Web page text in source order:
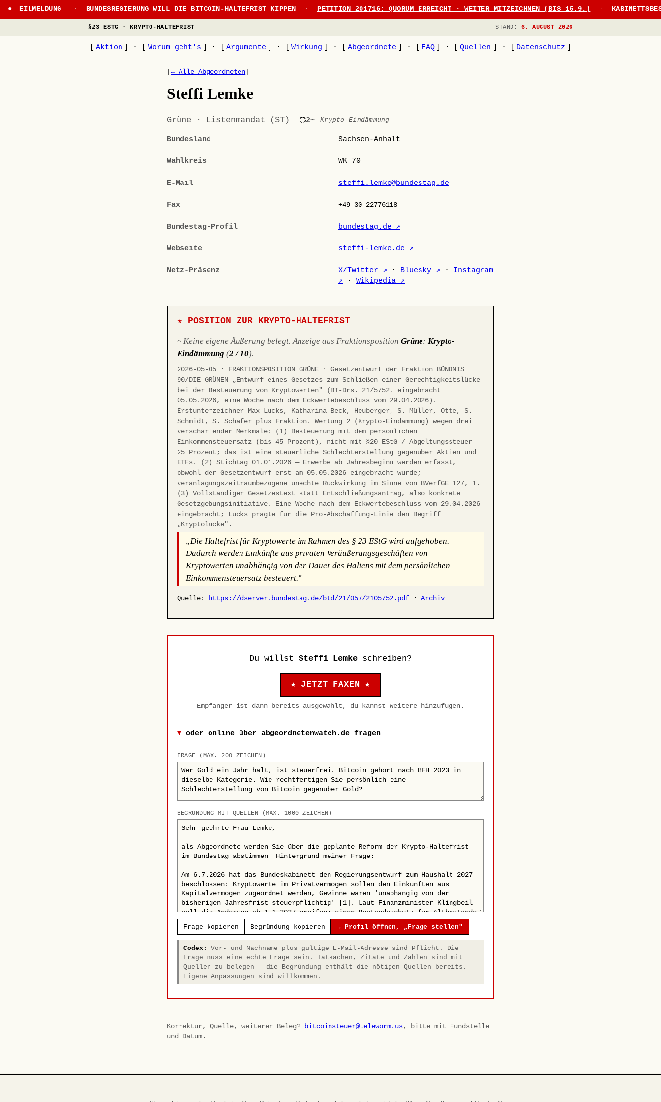
EILMELDUNG · BUNDESREGIERUNG WILL DIE BITCOIN-HALTEFRIST KIPPEN · PETITION 201716: QUORUM ERREICHT · WEITER MITZEICHNEN (BIS 15.9.) ·
§23 ESTG · KRYPTO-HALTEFRIST STAND: 6. AUGUST 2026
Aktion · Worum geht's · Argumente · Wirkung · Abgeordnete · FAQ · Quellen · Datenschutz
[← Alle Abgeordneten]
Steffi Lemke
Grüne · Listenmandat (ST) 2~ Krypto-Eindämmung
Bundesland Sachsen-Anhalt
Wahlkreis WK 70
E-Mail steffi.lemke@bundestag.de
Fax +49 30 22776118
Bundestag-Profil bundestag.de ↗
Webseite steffi-lemke.de ↗
Netz-Präsenz X/Twitter ↗ · Bluesky ↗ · Instagram
↗ · Wikipedia ↗
★ POSITION ZUR KRYPTO-HALTEFRIST
~ Keine eigene Äußerung belegt. Anzeige aus FraktionspositionGrüne:Krypto-
Eindämmung (2 / 10).
2026-05-05 · FRAKTIONSPOSITION GRÜNE · Gesetzentwurf der Fraktion BÜNDNIS
90/DIE GRÜNEN „Entwurf eines Gesetzes zum Schließen einer Gerechtigkeitslücke
bei der Besteuerung von Kryptowerten" (BT-Drs. 21/5752, eingebracht
05.05.2026, eine Woche nach dem Eckwertebeschluss vom 29.04.2026).
Erstunterzeichner Max Lucks, Katharina Beck, Heuberger, S. Müller, Otte, S.
Schmidt, S. Schäfer plus Fraktion. Wertung 2 (Krypto-Eindämmung) wegen drei
verschärfender Merkmale: (1) Besteuerung mit dem persönlichen
Einkommensteuersatz (bis 45 Prozent), nicht mit §20 EStG / Abgeltungssteuer
25 Prozent; das ist eine steuerliche Schlechterstellung gegenüber Aktien und
ETFs. (2) Stichtag 01.01.2026 — Erwerbe ab Jahresbeginn werden erfasst,
obwohl der Gesetzentwurf erst am 05.05.2026 eingebracht wurde;
veranlagungszeitraumbezogene unechte Rückwirkung im Sinne von BVerfGE 127, 1.
(3) Vollständiger Gesetzestext statt Entschließungsantrag, also konkrete
Gesetzgebungsinitiative. Eine Woche nach dem Eckwertebeschluss vom 29.04.2026
eingebracht; Lucks prägte für die Pro-Abschaffung-Linie den Begriff
„Kryptolücke".
„Die Haltefrist für Kryptowerte im Rahmen des § 23 EStG wird aufgehoben.
Dadurch werden Einkünfte aus privaten Veräußerungsgeschäften von
Kryptowerten unabhängig von der Dauer des Haltens mit dem persönlichen
Einkommensteuersatz besteuert."
Quelle: https://dserver.bundestag.de/btd/21/057/2105752.pdf ·Archiv
Du willst Steffi Lemke schreiben?
★ JETZT FAXEN ★
Empfänger ist dann bereits ausgewählt, du kannst weitere hinzufügen.
oder online über abgeordnetenwatch.de fragen
FRAGE (MAX. 200 ZEICHEN)
BEGRÜNDUNG MIT QUELLEN (MAX. 1000 ZEICHEN)
Frage kopieren Begründung kopieren → Profil öffnen, „Frage stellen"
Codex:
Vor- und Nachname plus gültige E-Mail-Adresse sind Pflicht. Die
Frage muss eine echte Frage sein. Tatsachen, Zitate und Zahlen sind mit
Quellen zu belegen — die Begründung enthält die nötigen Quellen bereits.
Eigene Anpassungen sind willkommen.
Korrektur, Quelle, weiterer Beleg? bitcoinsteuer@teleworm.us, bitte mit Fundstelle
und Datum.